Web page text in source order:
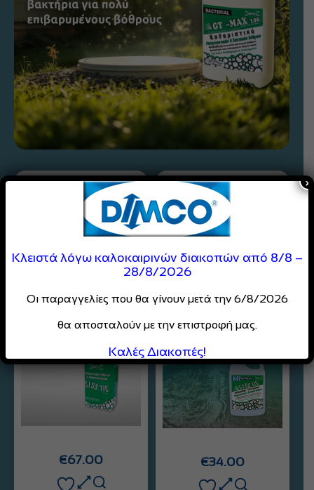
CESS TIC 4L
ρίχνετε στο βόθρο, είτε σε
γεμάτο είτε τουλάχιστον…
€67.00
K57 Bacterial
CessTic 4L
με ειδική σύνθεση
καλλιέργειας βακτηρίων
€34.00
Κλειστά λόγω καλοκαιρινών διακοπών από 8/8 –
28/8/2026
Οι παραγγελίες που θα γίνουν μετά την 6/8/2026
θα αποσταλούν με την επιστροφή μας.
Καλές Διακοπές!
×